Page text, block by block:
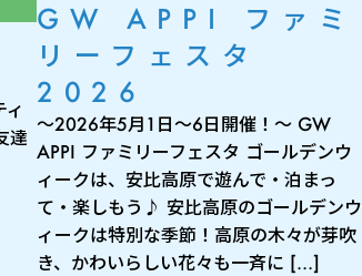
達
GW APPI ファミ
リーフェスタ
2026
～2026年5月1日～6日開催！～ GW
APPI ファミリーフェスタ ゴールデンウ
ィークは、安比高原で遊んで・泊まっ
て・楽しもう♪ 安比高原のゴールデンウ
ィークは特別な季節！高原の木々が芽吹
き、かわいらしい花々も一斉に […]